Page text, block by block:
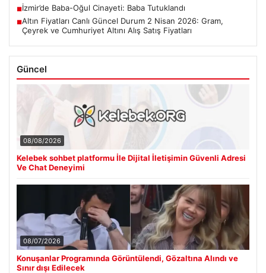
■İzmir’de Baba-Oğul Cinayeti: Baba Tutuklandı
■Altın Fiyatları Canlı Güncel Durum 2 Nisan 2026: Gram,
Çeyrek ve Cumhuriyet Altını Alış Satış Fiyatları
Güncel
08/08/2026
Kelebek sohbet platformu İle Dijital İletişimin Güvenli Adresi
Ve Chat Deneyimi
08/07/2026
Konuşanlar Programında Görüntülendi, Gözaltına Alındı ve
Sınır dışı Edilecek